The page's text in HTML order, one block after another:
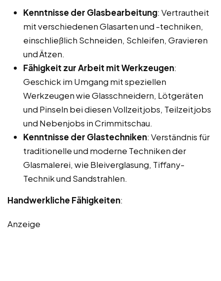
Kenntnisse der Glasbearbeitung: Vertrautheit
mit verschiedenen Glasarten und -techniken,
einschließlich Schneiden, Schleifen, Gravieren
und Ätzen.
Fähigkeit zur Arbeit mit Werkzeugen:
Geschick im Umgang mit speziellen
Werkzeugen wie Glasschneidern, Lötgeräten
und Pinseln bei diesen Vollzeitjobs, Teilzeitjobs
und Nebenjobs in Crimmitschau.
Kenntnisse der Glastechniken: Verständnis für
traditionelle und moderne Techniken der
Glasmalerei, wie Bleiverglasung, Tiffany-
Technik und Sandstrahlen.
Handwerkliche Fähigkeiten:
Anzeige